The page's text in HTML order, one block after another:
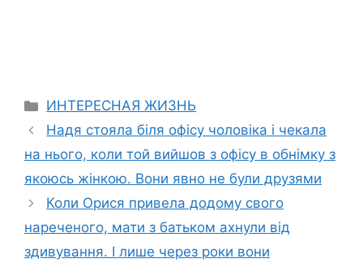
Categories
ИНТЕРЕСНАЯ ЖИЗНЬ
Надя стояла біля офісу чоловіка і чекала
на нього, коли той вийшов з офісу в обнімку з
якоюсь жінкою. Вони явно не були друзями
Коли Орися привела додому свого
нареченого, мати з батьком ахнули від
здивування. І лише через роки вони